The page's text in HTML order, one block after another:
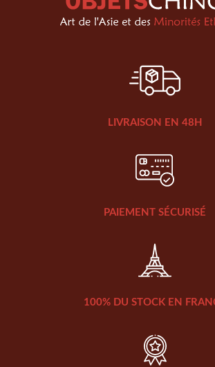
LIVRAISON EN 48H
PAIEMENT SÉCURISÉ
100% DU STOCK EN